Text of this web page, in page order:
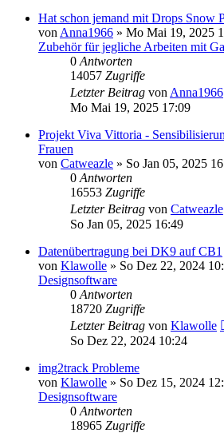
Hat schon jemand mit Drops Snow
von Anna1966 » Mo Mai 19, 2025
Zubehör für jegliche Arbeiten mit
0 Antworten
14057 Zugriffe
Letzter Beitrag von Anna1966
Mo Mai 19, 2025 17:09
Projekt Viva Vittoria -
Frauen
von Catweazle » So Jan 05, 2025
0 Antworten
16553 Zugriffe
Letzter Beitrag von Catweazle
So Jan 05, 2025 16:49
Datenübertragung bei DK9 auf CB1
von Klawolle » So Dez 22, 2024
Designsoftware
0 Antworten
18720 Zugriffe
Letzter Beitrag von Klawolle
So Dez 22, 2024 10:24
img2track Probleme
von Klawolle » So Dez 15, 2024
Designsoftware
0 Antworten
18965 Zugriffe